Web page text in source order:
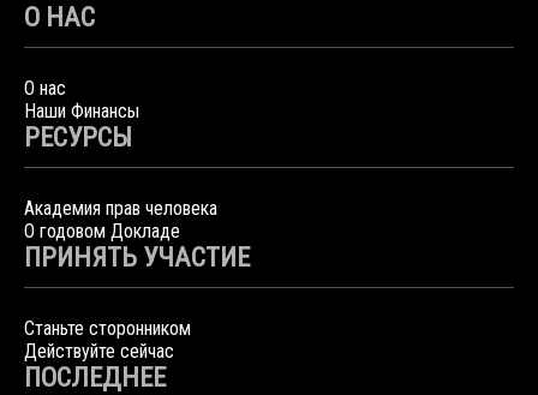
О НАС
О нас
Наши Финансы
РЕСУРСЫ
Академия прав человека
О годовом Докладе
ПРИНЯТЬ УЧАСТИЕ
Станьте сторонником
Действуйте сейчас
ПОСЛЕДНЕЕ